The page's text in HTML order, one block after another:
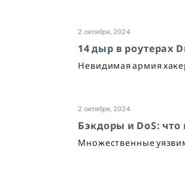
2 октября, 2024
14 дыр в роутерах
Невидимая армия
2 октября, 2024
Бэкдоры и DoS: что
Множественные